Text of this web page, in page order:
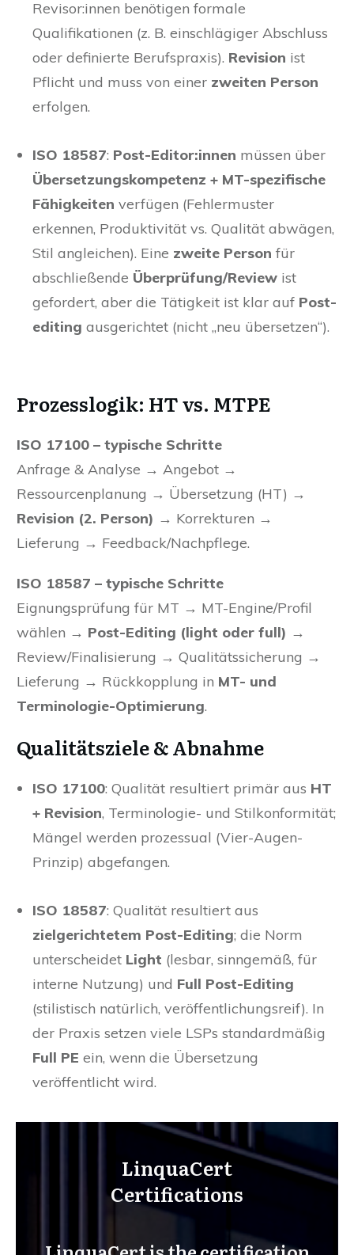
Revisor:innen benötigen formale
Qualifikationen (z. B. einschlägiger Abschluss
oder definierte Berufspraxis). Revision ist
Pflicht und muss von einer zweiten Person
erfolgen.
ISO 18587: Post-Editor:innen müssen über
Übersetzungskompetenz + MT-spezifische
Fähigkeiten verfügen (Fehlermuster
erkennen, Produktivität vs. Qualität abwägen,
Stil angleichen). Eine zweite Person für
abschließende Überprüfung/Review ist
gefordert, aber die Tätigkeit ist klar auf Post-
editing ausgerichtet (nicht „neu übersetzen“).
Prozesslogik: HT vs. MTPE
ISO 17100 – typische Schritte
Anfrage & Analyse → Angebot →
Ressourcenplanung → Übersetzung (HT) →
Revision (2. Person) → Korrekturen →
Lieferung → Feedback/Nachpflege.
ISO 18587 – typische Schritte
Eignungsprüfung für MT → MT-Engine/Profil
wählen → Post-Editing (light oder full) →
Review/Finalisierung → Qualitätssicherung →
Lieferung → Rückkopplung in MT- und
Terminologie-Optimierung.
Qualitätsziele & Abnahme
ISO 17100: Qualität resultiert primär aus HT
+ Revision, Terminologie- und Stilkonformität;
Mängel werden prozessual (Vier-Augen-
Prinzip) abgefangen.
ISO 18587: Qualität resultiert aus
zielgerichtetem Post-Editing; die Norm
unterscheidet Light (lesbar, sinngemäß, für
interne Nutzung) und Full Post-Editing
(stilistisch natürlich, veröffentlichungsreif). In
der Praxis setzen viele LSPs standardmäßig
Full PE ein, wenn die Übersetzung
veröffentlicht wird.
LinquaCert
Certifications